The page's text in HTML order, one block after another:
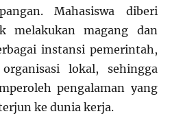
Mahasiswa diberi
melakukan magang dan
instansi pemerintah,
lokal, sehingga
pengalaman yang
ke dunia kerja.